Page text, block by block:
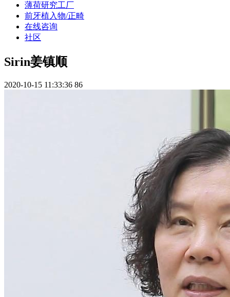
薄荷研究工厂
前牙植入物/正畸
在线咨询
社区
Sirin姜镇顺
2020-10-15 11:33:36 86